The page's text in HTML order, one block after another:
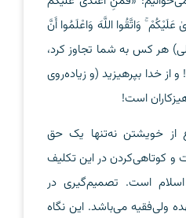
وَاتَّقُوا اللَّهَ وَاعْلَمُوا أَنَّ
هر کس به شما تجاوز کرد،
از خدا بپرهیزید (و زیاده‌روی
است!
از خویشتن نه‌تنها یک حق
و کوتاهی‌کردن در این تکلیف
است. تصمیم‌گیری در
ولی‌فقیه می‌باشد. این نگاه